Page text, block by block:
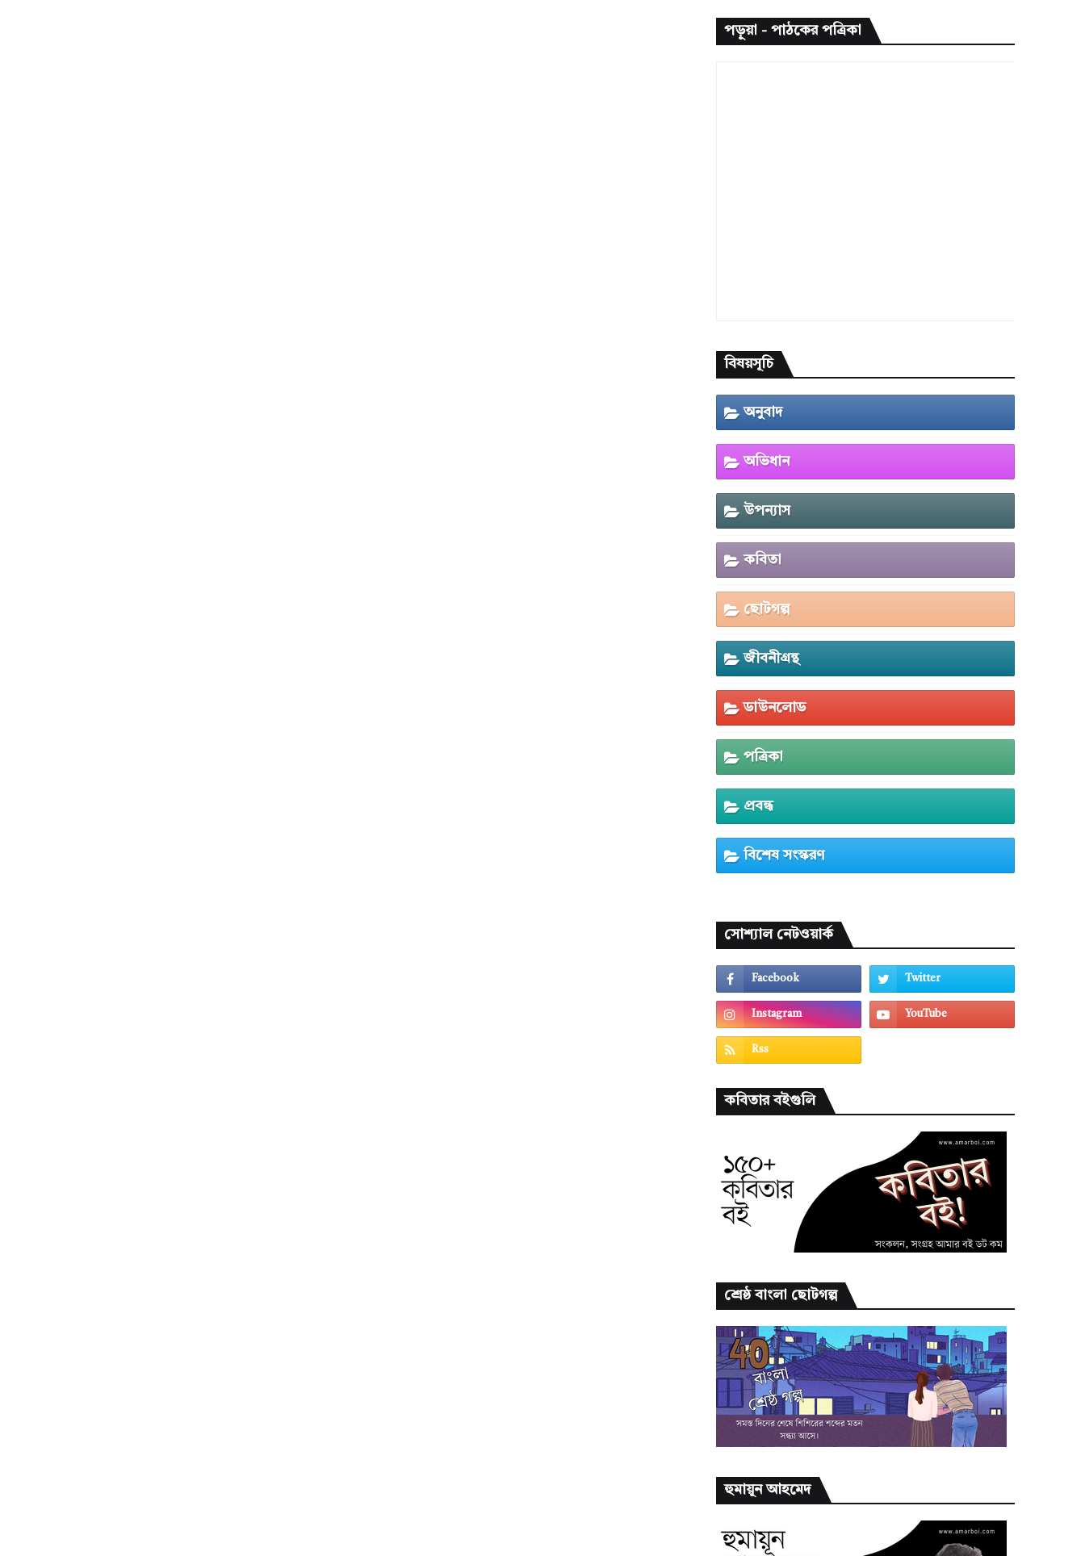
পড়ুয়া - পাঠকের পত্রিকা
বিষয়সূচি
অনুবাদ
অভিধান
উপন্যাস
কবিতা
ছোটগল্প
জীবনীগ্রন্থ
ডাউনলোড
পত্রিকা
প্রবন্ধ
বিশেষ সংস্করণ
সোশ্যাল নেটওয়ার্ক
কবিতার বইগুলি
শ্রেষ্ঠ বাংলা ছোটগল্প
হুমায়ূন আহমেদ